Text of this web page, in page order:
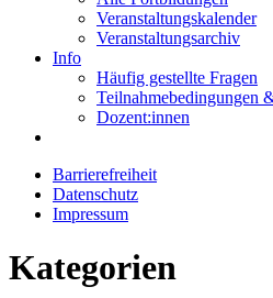
Veranstaltungskalender
Veranstaltungsarchiv
Info
Häufig gestellte Fragen
Teilnahmebedingungen
Dozent:innen
Barrierefreiheit
Datenschutz
Impressum
Kategorien